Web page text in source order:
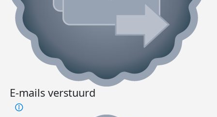
E-mails verstuurd